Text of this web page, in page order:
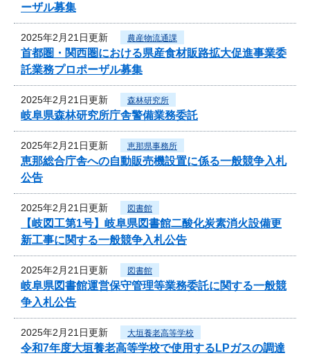
ーザル募集
2025年2月21日更新 農産物流通課
首都圏・関西圏における県産食材販路拡大促進事業委
託業務プロポーザル募集
2025年2月21日更新 森林研究所
岐阜県森林研究所庁舎警備業務委託
2025年2月21日更新 恵那県事務所
恵那総合庁舎への自動販売機設置に係る一般競争入札
公告
2025年2月21日更新 図書館
【岐図工第1号】岐阜県図書館二酸化炭素消火設備更
新工事に関する一般競争入札公告
2025年2月21日更新 図書館
岐阜県図書館運営保守管理等業務委託に関する一般競
争入札公告
2025年2月21日更新 大垣養老高等学校
令和7年度大垣養老高等学校で使用するLPガスの調達